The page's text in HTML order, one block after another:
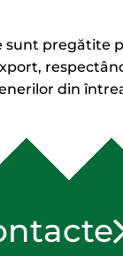
sunt pregătite
din